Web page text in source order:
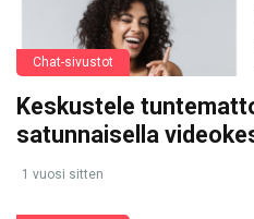
Chat-sivustot
Keskustele
satunnaisella
1 vuosi sitten